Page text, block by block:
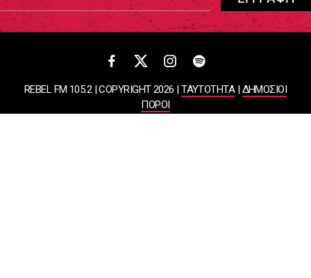
REBEL FM 105.2 | COPYRIGHT 2026 |ΤΑΥΤΟΤΗΤΑ| ΔΗΜΟΣΙΟΙ
ΠΟΡΟΙ